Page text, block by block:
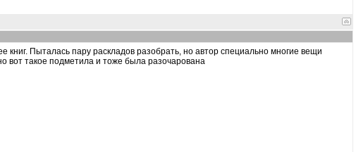
книг. Пыталась пару раскладов разобрать, но автор специально многие вещи
вот такое подметила и тоже была разочарована